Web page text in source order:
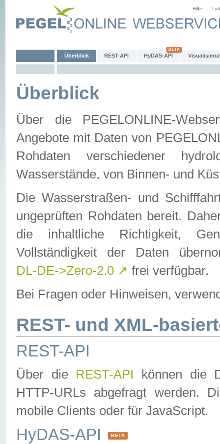
Hilfe
Überblick REST-API HyDAS-API
Überblick
Über die PEGELONLINE-
Angebote mit Daten von
Rohdaten verschiedener
Wasserstände, von Binnen- und
Die Wasserstraßen- und
ungeprüften Rohdaten bereit.
die inhaltliche Richtigkeit,
Vollständigkeit der Daten
DL-DE->Zero-2.0 ↗ frei verfügbar.
Bei Fragen oder Hinweisen,
REST- und XML-
REST-API
Über die REST-API können die
HTTP-URLs abgefragt werden.
mobile Clients oder für JavaScript.
HyDAS-API BETA